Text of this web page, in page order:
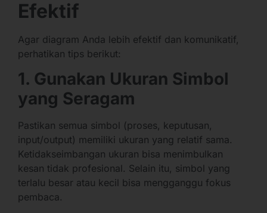
Efektif
Agar diagram Anda lebih efektif dan komunikatif,
perhatikan tips berikut:
1. Gunakan Ukuran Simbol
yang Seragam
Pastikan semua simbol (proses, keputusan,
input/output) memiliki ukuran yang relatif sama.
Ketidakseimbangan ukuran bisa menimbulkan
kesan tidak profesional. Selain itu, simbol yang
terlalu besar atau kecil bisa mengganggu fokus
pembaca.